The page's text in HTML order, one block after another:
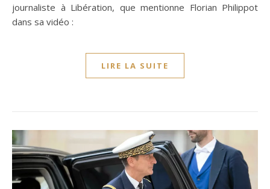
journaliste à Libération, que mentionne Florian Philippot
dans sa vidéo :
LIRE LA SUITE